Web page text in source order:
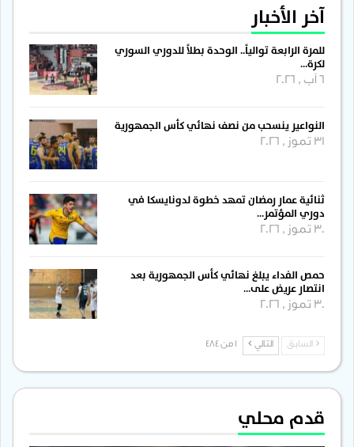
آخر الأخبار
للمرة الرابعة توالياً.. الوحدة بطلاً للدوري السوري
لكرة…
النواعير ينسحب من نصف نهائي كأس الجمهورية
31 تموز , 2026
ثنائية عمار رمضان تمهد خطوة لدونايسكا في
دوري المؤتمر…
30 تموز , 2026
حمص الفداء يبلغ نهائي كأس الجمهورية بعد
انتصار عريض على…
30 تموز , 2026
السابق التالي
قدم محلي